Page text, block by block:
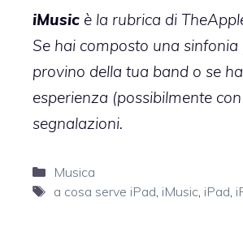
iMusic è la rubrica di
Se hai composto una
provino della tua band o se
esperienza (possibilmente
segnalazioni.
Categorie
Musica
Tag
a cosa serve iPad, iMusic, iPad,